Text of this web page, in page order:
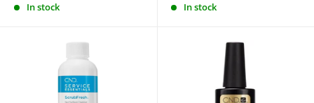
In stock In stock